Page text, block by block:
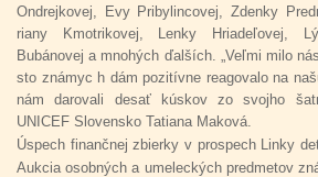
Ondrejkovej, Evy Pribylincovej, Zdenky
riany Kmotrikovej, Lenky Hriadeľovej,
Bubánovej a mnohých ďalších. „Veľmi milo
sto známyc h dám pozitívne reagovalo na
nám darovali desať kúskov zo svojho
UNICEF Slovensko Tatiana Maková.
Úspech finančnej zbierky v prospech Linky
Aukcia osobných a umeleckých predmetov